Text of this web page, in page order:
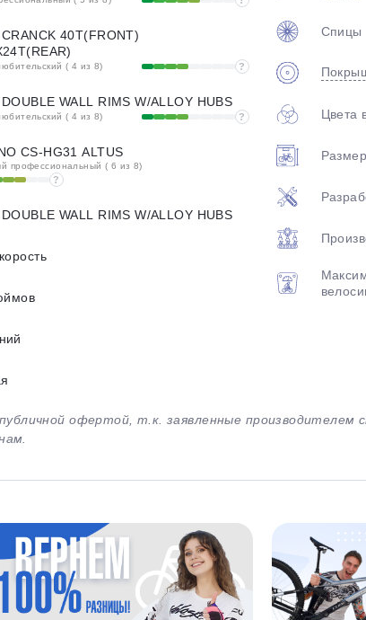
40T(FRONT)
( 4 из 8) ?
WALL RIMS W/ALLOY HUBS
( 4 из 8) ?
CS-HG31 ALTUS
профессиональный ( 6 из 8)
?
WALL RIMS W/ALLOY HUBS
Спицы
Цвета
офертой, т.к. заявленные